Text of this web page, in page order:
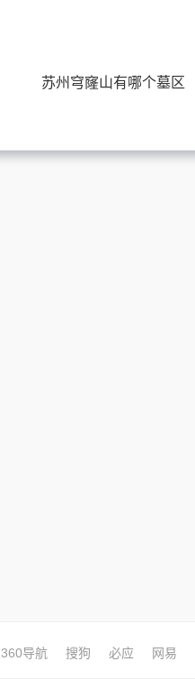
苏州穹窿山有哪个墓区
360导航 搜狗 必应 网易